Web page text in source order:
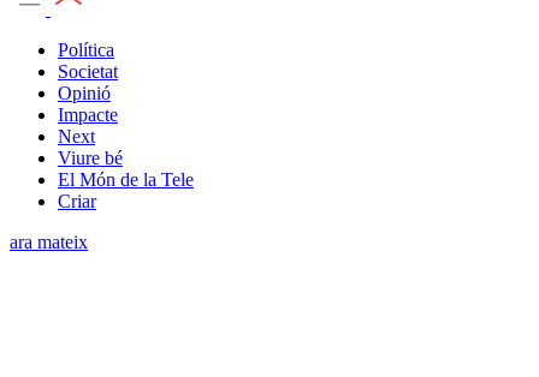
Política
Societat
Opinió
Impacte
Next
Viure bé
El Món de la Tele
Criar
ara mateix